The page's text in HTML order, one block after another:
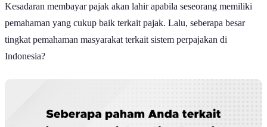
pemahaman yang cukup baik terkait pajak. Lalu, seberapa besar
tingkat pemahaman masyarakat terkait sistem perpajakan di
Indonesia?